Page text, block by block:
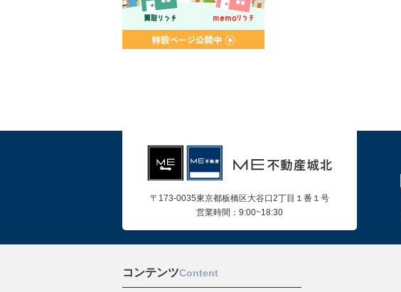
〒173-0035東京都板橋区大谷口2丁目１番１号
営業時間：9:00~18:30
コンテンツContent